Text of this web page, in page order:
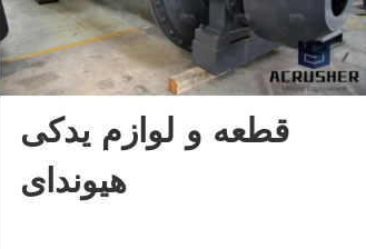
قطعه و لوازم یدکی
هیوندای